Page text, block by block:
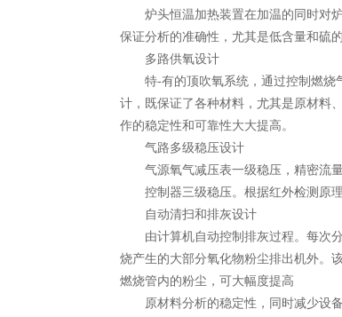
炉头恒温加热装置在加温的同时对炉
保证分析的准确性，尤其是低含量和硫
多路供氧设计
特-有的顶吹氧系统，通过控制燃烧气
计，既保证了各种材料，尤其是原材料
作的稳定性和可靠性大大提高。
气路多级稳压设计
气源氧气减压表一级稳压，精密流量
控制器三级稳压。根据红外检测原理
自动清扫和排灰设计
由计算机自动控制排灰过程。每次分
烧产生的大部分氧化物粉尘排出机外。
燃烧管内的粉尘，可大幅度提高
原材料分析的稳定性，同时减少设备